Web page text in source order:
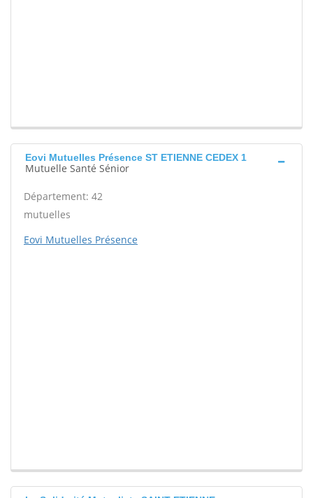
Eovi Mutuelles Présence ST ETIENNE CEDEX 1
Mutuelle Santé Sénior
Département: 42
mutuelles
Eovi Mutuelles Présence